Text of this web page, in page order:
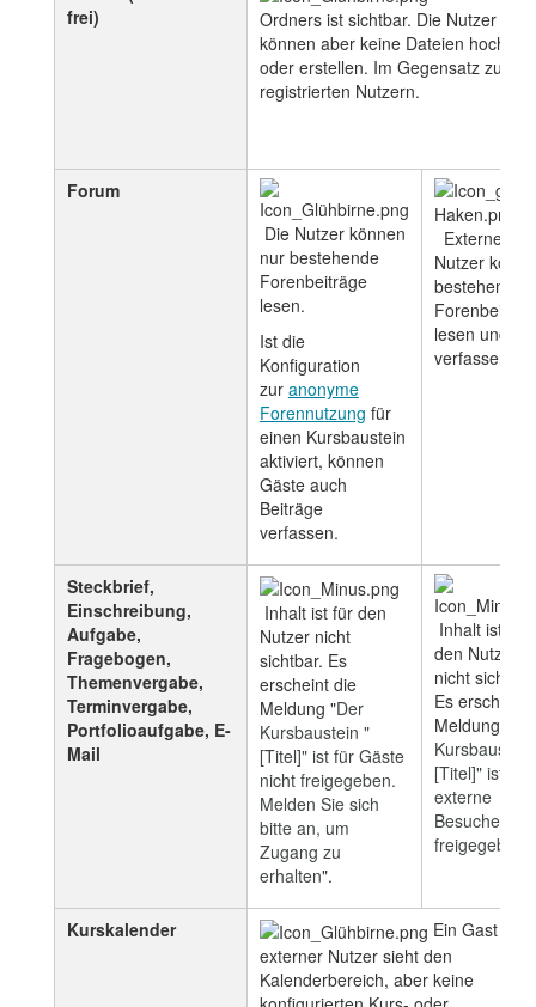
frei)
Ordners ist sichtbar. Die Nutzer
können aber keine Dateien
oder erstellen. Im Gegensatz zu
registrierten Nutzern.
Forum
Die Nutzer können
nur bestehende
Forenbeiträge
lesen.
Ist die
Konfiguration
zur anonyme
Forennutzung für
einen Kursbaustein
aktiviert, können
Gäste auch
Beiträge
verfassen.
Externe
Nutzer
bestehende
lesen und
verfassen.
Steckbrief,
Einschreibung,
Aufgabe,
Fragebogen,
Themenvergabe,
Terminvergabe,
Portfolioaufgabe, E-
Mail
Inhalt ist für den
Nutzer nicht
sichtbar. Es
erscheint die
Meldung "Der
Kursbaustein "
[Titel]" ist für Gäste
nicht freigegeben.
Melden Sie sich
bitte an, um
Zugang zu
erhalten".
Inhalt ist für
den Nutzer
nicht
Es erscheint
Meldung "
[Titel]" ist für
externe
Besucher
freigegeben".
Kurskalender
Ein Gast oder
externer Nutzer sieht den
Kalenderbereich, aber keine